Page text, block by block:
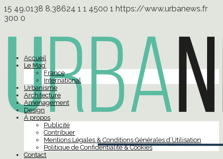
15 49.0138 8.38624 1 1 4500 1 https://www.urbanews.fr
300 0
Accueil
Le Mag’
France
International
Urbanisme
Architecture
Aménagement
Design
À propos
Publicité
Contribuer
Mentions Légales & Conditions Générales d’Utilisation
Politique de Confidentialité & Cookies
Contact